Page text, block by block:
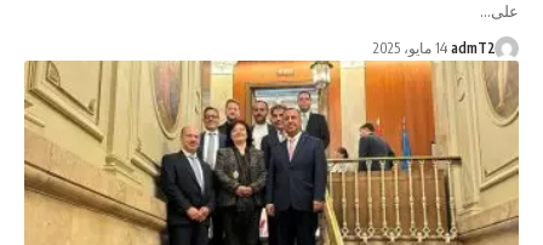
على…
admT2 14 مايو، 2025